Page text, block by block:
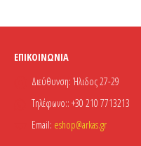
ΕΠΙΚΟΙΝΩΝΊΑ
Διεύθυνση: Ήλιδος 27-29
Τηλέφωνο:: +30 210 7713213
Email: eshop@arkas.gr